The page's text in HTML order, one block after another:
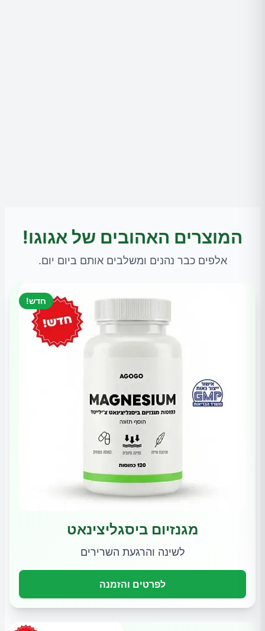
המוצרים האהובים של אגוגו!
אלפים כבר נהנים ומשלבים אותם ביום יום.
חדש!
מגנזיום ביסגליצינאט
לשינה והרגעת השרירים
לפרטים והזמנה